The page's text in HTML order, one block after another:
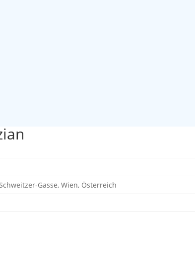
Gasse, Wien, Österreich